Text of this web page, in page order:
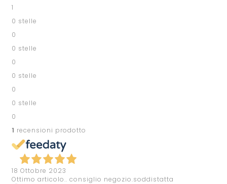
1
0 stelle
0
0 stelle
0
0 stelle
0
0 stelle
0
1 recensioni prodotto
18 Ottobre 2023
Ottimo articolo.. consiglio negozio.soddistatta